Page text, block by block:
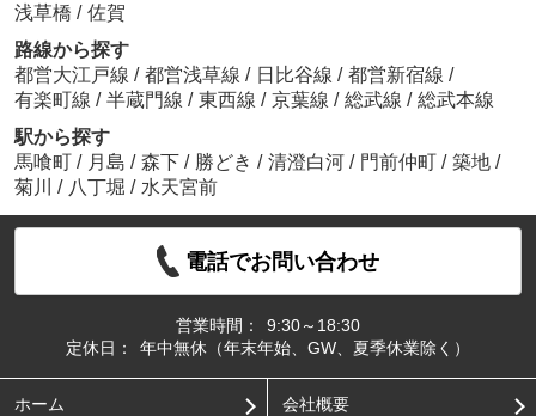
浅草橋 / 佐賀
路線から探す
都営大江戸線 / 都営浅草線 / 日比谷線 / 都営新宿線 /
有楽町線 / 半蔵門線 / 東西線 / 京葉線 / 総武線 / 総武本線
駅から探す
馬喰町 / 月島 / 森下 / 勝どき / 清澄白河 / 門前仲町 / 築地 /
菊川
/ 八丁堀 / 水天宮前
電話でお問い合わせ
営業時間：
9:30～18:30
定休日：
年中無休（年末年始、GW、夏季休業除く）
ホーム 会社概要